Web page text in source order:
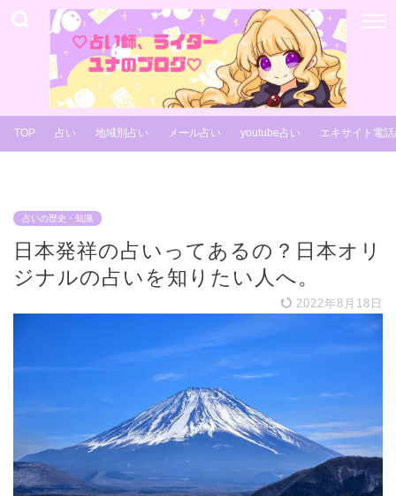
TOP 占い 地域別占い メール占い youtube占い エキサイト電
占いの歴史・知識
日本発祥の占いってあるの？日本オリ
ジナルの占いを知りたい人へ。
2022年8月18日